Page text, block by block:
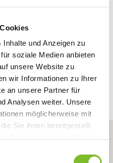
und Anzeigen zu
soziale Medien anbieten
unsere Website zu
wir Informationen zu Ihrer
an unsere Partner für
Analysen weiter. Unsere
möglicherweise mit
Sie ihnen bereitgestellt